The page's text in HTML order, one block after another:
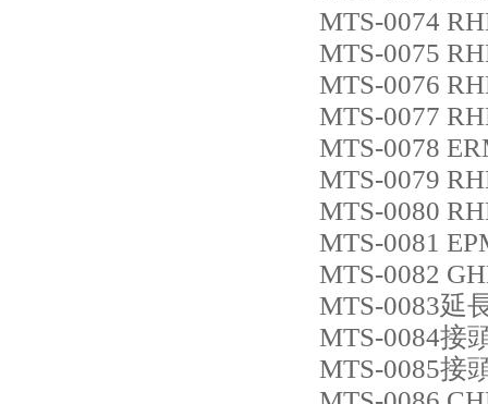
MTS-0074
MTS-0075
MTS-0076
MTS-0077
MTS-0078
MTS-0079
MTS-0080
MTS-0081
MTS-0082
MTS-0083延
MTS-0084接
MTS-0085接